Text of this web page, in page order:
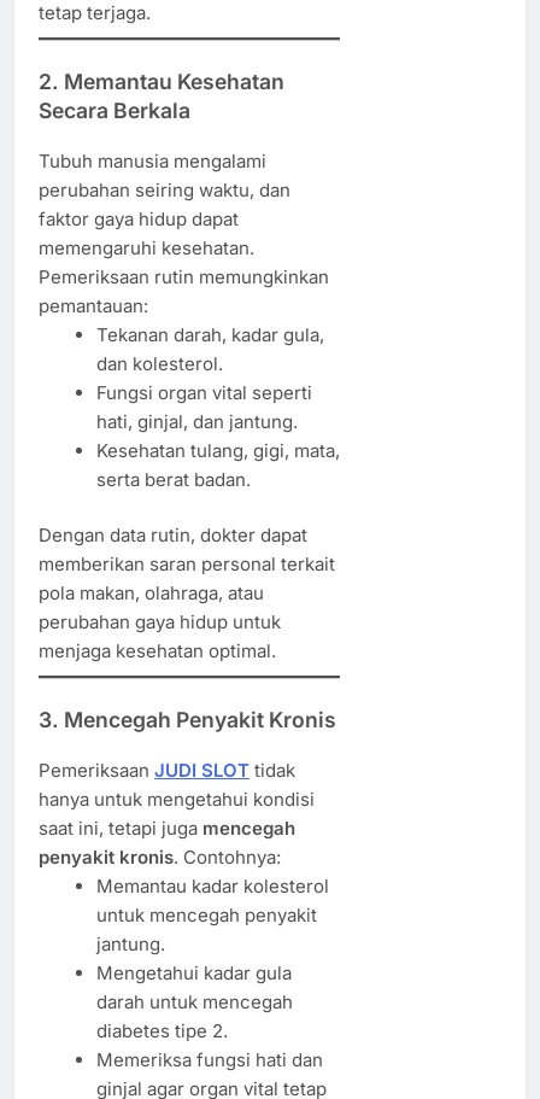
tetap terjaga.
2. Memantau Kesehatan
Secara Berkala
Tubuh manusia mengalami
perubahan seiring waktu, dan
faktor gaya hidup dapat
memengaruhi kesehatan.
Pemeriksaan rutin memungkinkan
pemantauan:
Tekanan darah, kadar gula,
dan kolesterol.
Fungsi organ vital seperti
hati, ginjal, dan jantung.
Kesehatan tulang, gigi, mata,
serta berat badan.
Dengan data rutin, dokter dapat
memberikan saran personal terkait
pola makan, olahraga, atau
perubahan gaya hidup untuk
menjaga kesehatan optimal.
3. Mencegah Penyakit Kronis
Pemeriksaan JUDI SLOT tidak
hanya untuk mengetahui kondisi
saat ini, tetapi juga mencegah
penyakit kronis. Contohnya:
Memantau kadar kolesterol
untuk mencegah penyakit
jantung.
Mengetahui kadar gula
darah untuk mencegah
diabetes tipe 2.
Memeriksa fungsi hati dan
ginjal agar organ vital tetap